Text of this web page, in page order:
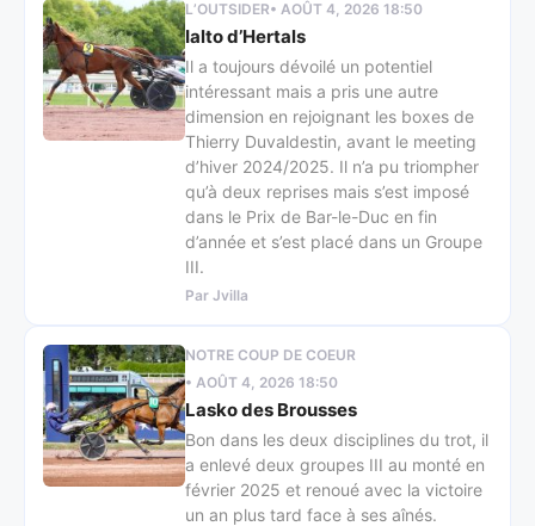
L’OUTSIDER• AOÛT 4, 2026 18:50
Ialto d’Hertals
Il a toujours dévoilé un potentiel
intéressant mais a pris une autre
dimension en rejoignant les boxes de
Thierry Duvaldestin, avant le meeting
d’hiver 2024/2025. Il n’a pu triompher
qu’à deux reprises mais s’est imposé
dans le Prix de Bar-le-Duc en fin
d’année et s’est placé dans un Groupe
III.
Par Jvilla
NOTRE COUP DE COEUR
• AOÛT 4, 2026 18:50
Lasko des Brousses
Bon dans les deux disciplines du trot, il
a enlevé deux groupes III au monté en
février 2025 et renoué avec la victoire
un an plus tard face à ses aînés.